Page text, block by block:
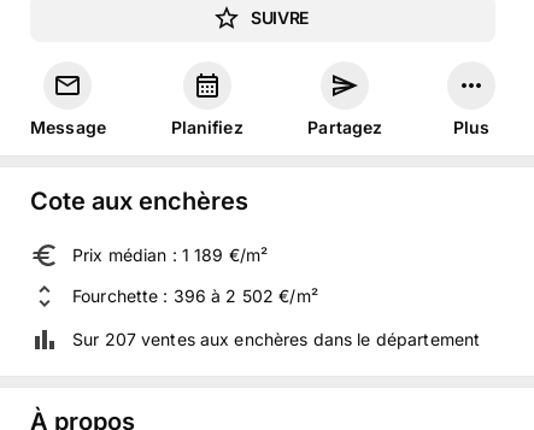
SUIVRE
Message Planifiez Partagez Plus
Cote aux enchères
Prix médian : 1 189 €/m²
Fourchette : 396 à 2 502 €/m²
Sur 207 ventes aux enchères dans le département
À propos